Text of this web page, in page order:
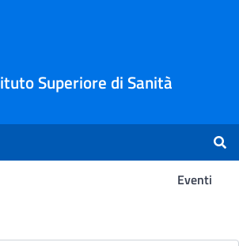
Superiore di Sanità
Eventi
Ricerca -